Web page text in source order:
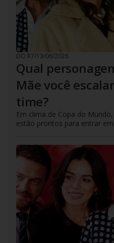
DO R7/13/06/2026
Qual
Mãe você
time?
Em clima de Copa do
estão prontos para entrar